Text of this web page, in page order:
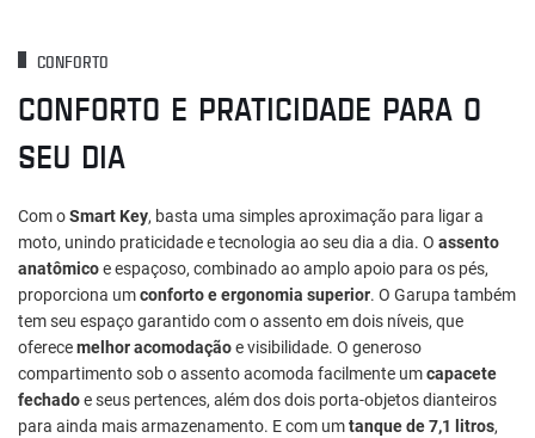
CONFORTO
CONFORTO E PRATICIDADE PARA O
SEU DIA
Com oSmart Key, basta uma simples aproximação para ligar a
moto, unindo praticidade e tecnologia ao seu dia a dia. O assento
anatômicoe espaçoso, combinado ao amplo apoio para os pés,
proporciona umconforto e ergonomia superior. O Garupa também
tem seu espaço garantido com o assento em dois níveis, que
oferecemelhor acomodaçãoe visibilidade. O generoso
compartimento sob o assento acomoda facilmente umcapacete
fechadoe seus pertences, além dos dois porta-objetos dianteiros
para ainda mais armazenamento. E com umtanque de 7,1 litros,